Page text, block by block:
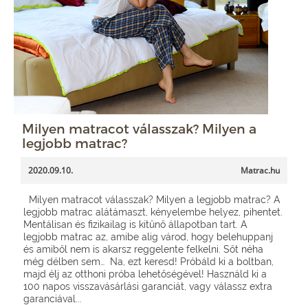
Milyen matracot válasszak? Milyen a
legjobb matrac?
2020.09.10. Matrac.hu
Milyen matracot válasszak? Milyen a legjobb matrac? A
legjobb matrac alátámaszt, kényelembe helyez, pihentet.
Mentálisan és fizikailag is kitűnő állapotban tart. A
legjobb matrac az, amibe alig várod, hogy belehuppanj
és amiből nem is akarsz reggelente felkelni. Sőt néha
még délben sem… Na, ezt keresd! Próbáld ki a boltban,
majd élj az otthoni próba lehetőségével! Használd ki a
100 napos visszavásárlási garanciát, vagy válassz extra
garanciával...